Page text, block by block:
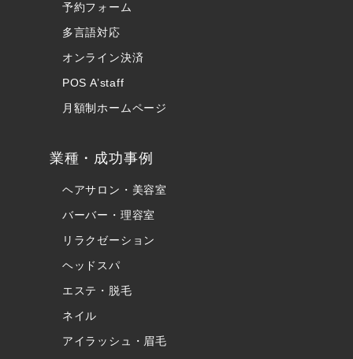
予約フォーム
多言語対応
オンライン決済
POS A’staff
月額制ホームページ
業種・成功事例
ヘアサロン・美容室
バーバー・理容室
リラクゼーション
ヘッドスパ
エステ・脱毛
ネイル
アイラッシュ・眉毛